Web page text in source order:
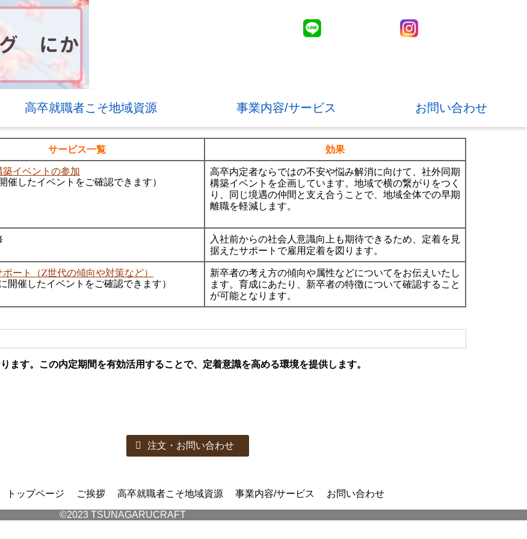
高卒就職者こそ地域資源 事業内容/サービス お問い合わせ
サービス一覧 効果
築イベントの参加
催したイベントをご確認できます）
高卒内定者ならではの不安や悩み解消に向けて、社外同期
構築イベントを企画しています。地域で横の繋がりをつく
り、同じ境遇の仲間と支え合うことで、地域全体での早期
離職を軽減します。
入社前からの社会人意識向上も期待できるため、定着を見
据えたサポートで雇用定着を図ります。
ート （Z世代の傾向や対策など）
開催したイベントをご確認できます）
新卒者の考え方の傾向や属性などについてをお伝えいたし
ます。育成にあたり、新卒者の特徴について確認すること
が可能となります。
ます。 この内定期間を有効活用することで、定着意識を高める環境を提供します。
注文・お問い合わせ
トップページ ご挨拶 高卒就職者こそ地域資源 事業内容/サービス お問い合わせ
©2023 TSUNAGARUCRAFT